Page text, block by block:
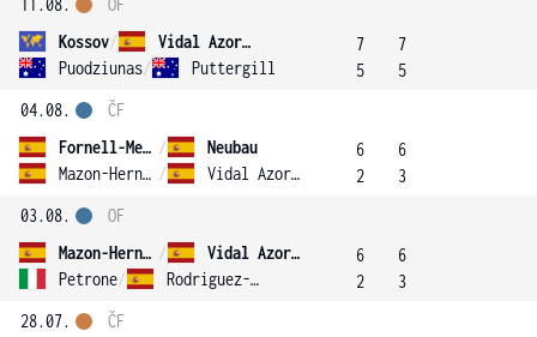
11.08.
Kossov/
Vidal Azorin
Puodziunas/ Puttergill
OF
7
5
7
5
04.08.
Fornell-Mestres /
Neubau
Mazon-Hernandez / Vidal Azorin
ČF
6
2
6
3
03.08.
Mazon-Hernandez /
Vidal Azorin
Petrone/ Rodriguez-Manzano
OF
6
2
6
3
28.07.
ČF